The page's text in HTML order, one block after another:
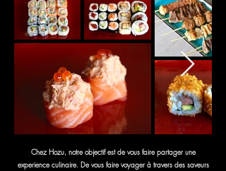
Chez Hozu, notre objectif est de vous faire partager une
experience culinaire. De vous faire voyager à travers des saveurs